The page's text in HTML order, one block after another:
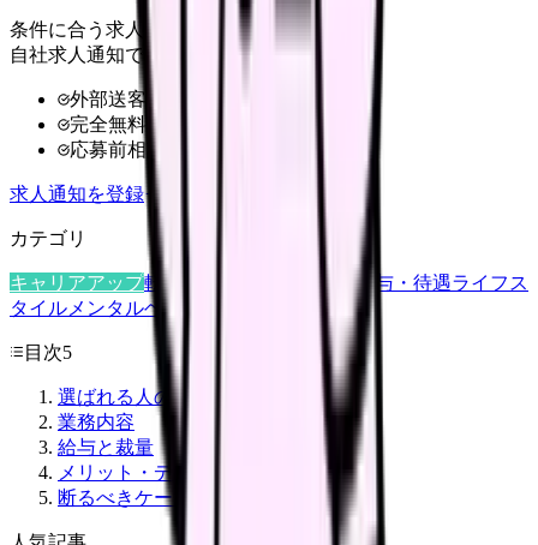
条件に合う求人だけ
自社求人通知で受け取る
外部送客なし
完全無料
応募前相談OK
求人通知を登録
カテゴリ
キャリアアップ転職ガイド 職場環境給与・待遇ライフス
タイル メンタルヘルス
目次5
選ばれる人の条件
業務内容
給与と裁量
メリット・デメリット
断るべきケース